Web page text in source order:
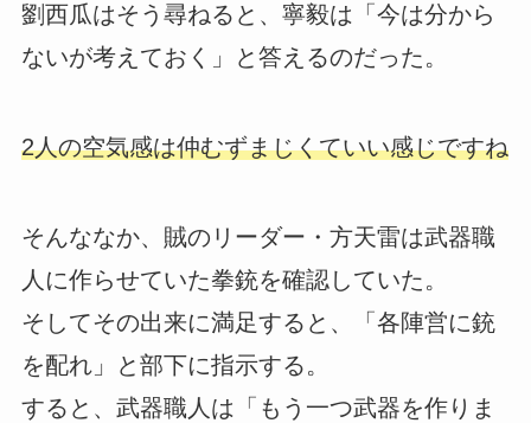
劉西瓜はそう尋ねると、寧毅は「今は分から
ないが考えておく」と答えるのだった。
2人の空気感は仲むずまじくていい感じですね
そんななか、賊のリーダー・方天雷は武器職
人に作らせていた拳銃を確認していた。
そしてその出来に満足すると、「各陣営に銃
を配れ」と部下に指示する。
すると、武器職人は「もう一つ武器を作りま